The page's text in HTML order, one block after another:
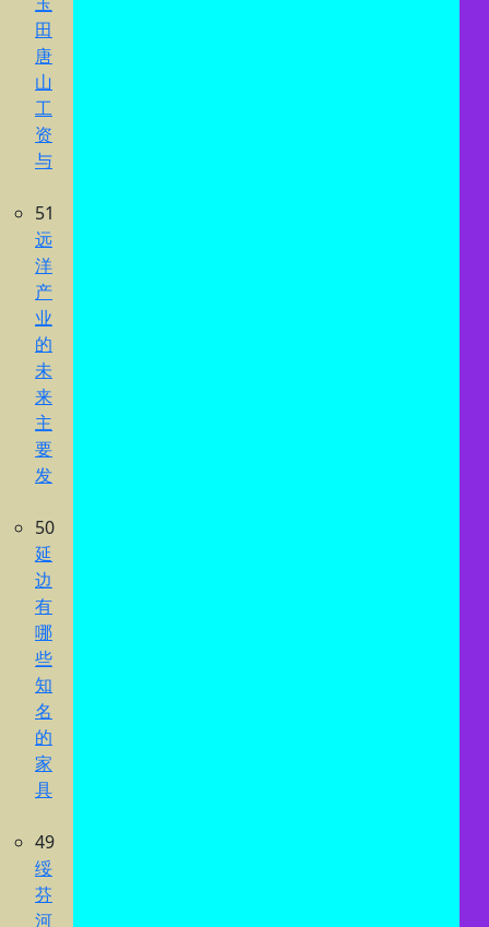
田
唐
山
工
资
与
51
远
洋
产
业
的
未
来
主
要
发
50
延
边
有
哪
些
知
名
的
家
具
49
绥
芬
河